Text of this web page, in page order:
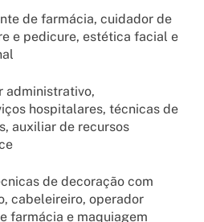
de farmácia, cuidador de
e pedicure, estética facial e
administrativo,
hospitalares, técnicas de
auxiliar de recursos
de decoração com
cabeleireiro, operador
farmácia e maquiagem